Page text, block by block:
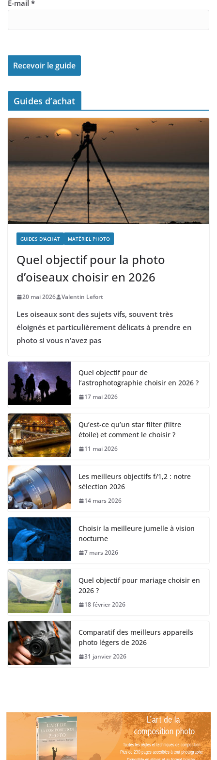
E-mail *
Guides d’achat
GUIDES D'ACHAT MATÉRIEL PHOTO
Quel objectif pour la photo
d’oiseaux choisir en 2026
20 mai 2026 Valentin Lefort
Les oiseaux sont des sujets vifs, souvent très
éloignés et particulièrement délicats à prendre en
photo si vous n’avez pas
Quel objectif pour de
l’astrophotographie choisir en 2026 ?
17 mai 2026
Qu’est-ce qu’un star filter (filtre
étoile) et comment le choisir ?
11 mai 2026
Les meilleurs objectifs f/1,2 : notre
sélection 2026
14 mars 2026
Choisir la meilleure jumelle à vision
nocturne
7 mars 2026
Quel objectif pour mariage choisir en
2026 ?
18 février 2026
Comparatif des meilleurs appareils
photo légers de 2026
31 janvier 2026